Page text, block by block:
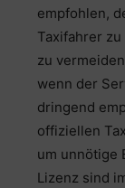
empfohlen,
Taxifahrer
zu
wenn der
dringend
offiziellen
um unnötige
Lizenz sind